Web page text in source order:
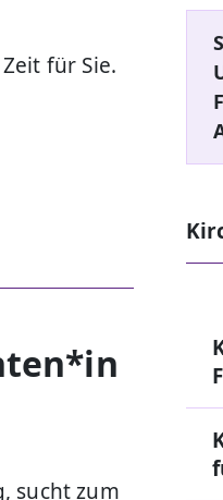
für Sie.
sucht zum